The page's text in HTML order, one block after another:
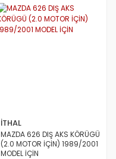
İTHAL
MAZDA 626 DIŞ AKS KÖRÜGÜ
(2.0 MOTOR İÇİN) 1989/2001
MODEL İÇİN